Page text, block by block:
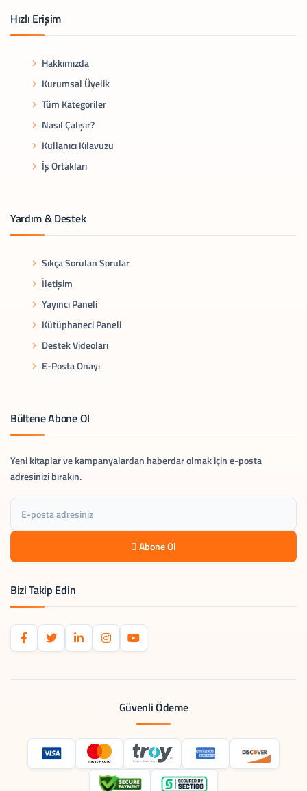
Hızlı Erişim
Hakkımızda
Kurumsal Üyelik
Tüm Kategoriler
Nasıl Çalışır?
Kullanıcı Kılavuzu
İş Ortakları
Yardım & Destek
Sıkça Sorulan Sorular
İletişim
Yayıncı Paneli
Kütüphaneci Paneli
Destek Videoları
E-Posta Onayı
Bültene Abone Ol
Yeni kitaplar ve kampanyalardan haberdar olmak için e-posta
adresinizi bırakın.
Abone Ol
Bizi Takip Edin
Güvenli Ödeme